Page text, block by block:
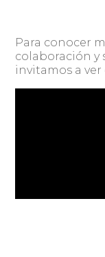
Para conocer
colaboración y
invitamos a ver